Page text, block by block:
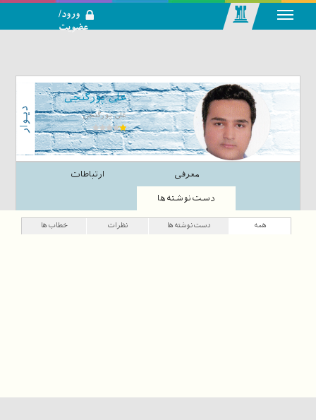
تحلیلی بازار
سرمایه
ورود/
عضویت
علی پورگنجی
علی پورگنجی
معرفی ارتباطات
دست‌نوشته‌ها
همه دست‌نوشته‌ها نظرات خطاب‌ها